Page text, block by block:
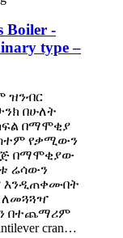
Boiler -
type –
ዝንብር
በሁለት
በማሞቂያ
የቃሚውን
በማሞቂያው
ሬሳውን
እንዲጠቀሙበት
ለመጓጓዣ
በተጨማሪም
cran…